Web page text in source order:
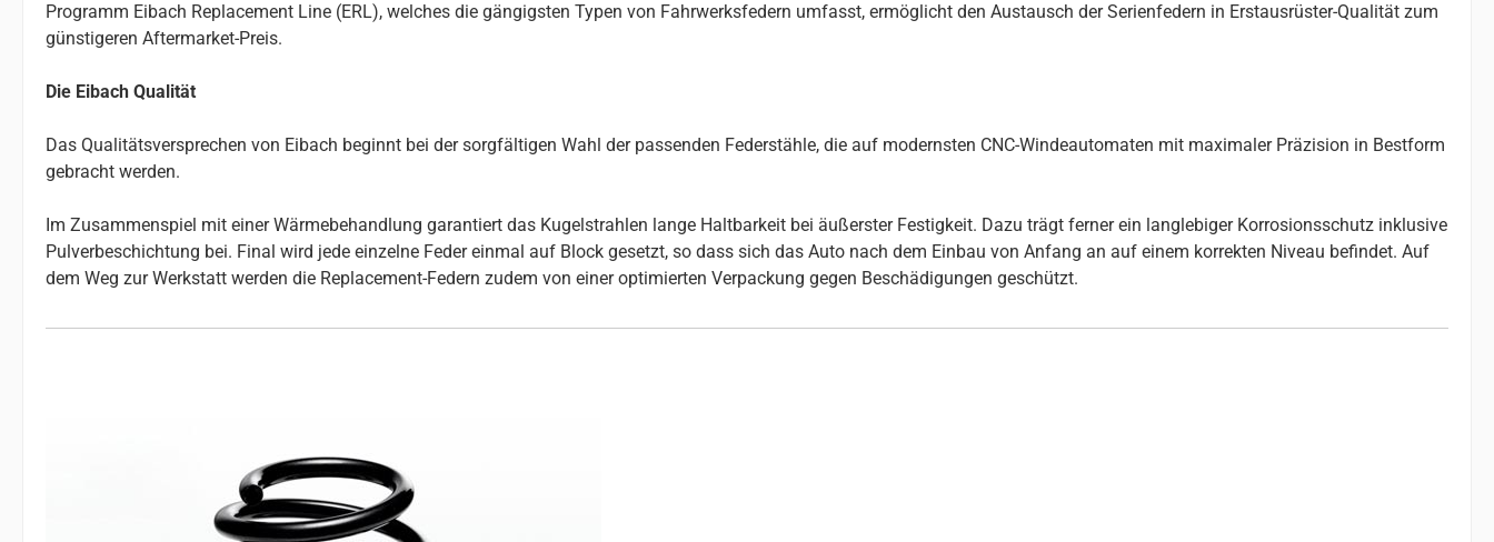
Programm Eibach Replacement Line (ERL), welches die gängigsten Typen von Fahrwerksfedern umfasst, ermöglicht den Austausch der Serienfedern in Erstausrüster-Qualität zum
günstigeren Aftermarket-Preis.
Die Eibach Qualität
Das Qualitätsversprechen von Eibach beginnt bei der sorgfältigen Wahl der passenden Federstähle, die auf modernsten CNC-Windeautomaten mit maximaler Präzision in Bestform
gebracht werden.
Im Zusammenspiel mit einer Wärmebehandlung garantiert das Kugelstrahlen lange Haltbarkeit bei äußerster Festigkeit. Dazu trägt ferner ein langlebiger Korrosionsschutz inklusive
Pulverbeschichtung bei. Final wird jede einzelne Feder einmal auf Block gesetzt, so dass sich das Auto nach dem Einbau von Anfang an auf einem korrekten Niveau befindet. Auf
dem Weg zur Werkstatt werden die Replacement-Federn zudem von einer optimierten Verpackung gegen Beschädigungen geschützt.